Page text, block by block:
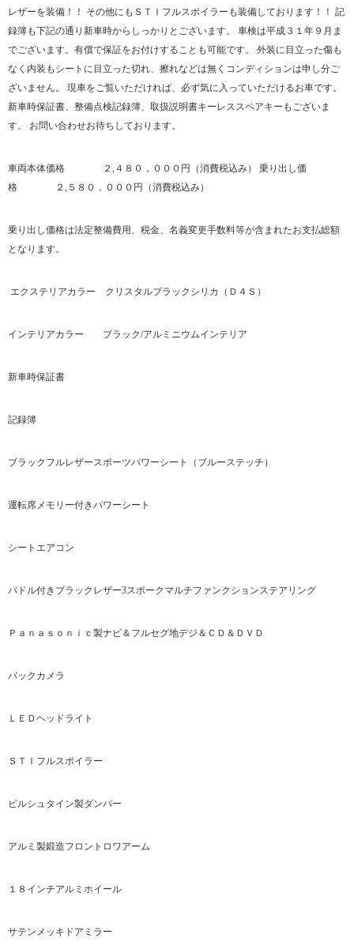
レザーを装備！！ その他にもＳＴＩフルスポイラーも装備しております！！ 記
録簿も下記の通り新車時からしっかりとございます。 車検は平成３１年９月ま
でございます。有償で保証をお付けすることも可能です。 外装に目立った傷も
なく内装もシートに目立った切れ、擦れなどは無くコンディションは申し分ご
ざいません。 現車をご覧いただければ、必ず気に入っていただけるお車です。
新車時保証書、整備点検記録簿、取扱説明書キーレススペアキーもございま
す。 お問い合わせお待ちしております。
​車両本体価格 ２,４８０，０００円（消費税込み） 乗り出し価
格 ２,５８０，０００円（消費税込み）
乗り出し価格は法定整備費用、税金、名義変更手数料等が含まれたお支払総額
となります。
​ エクステリアカラー クリスタルブラックシリカ（Ｄ４Ｓ）
インテリアカラー ブラック/アルミニウムインテリア
新車時保証書
記録簿
ブラックフルレザースポーツパワーシート（ブルーステッチ）
運転席メモリー付きパワーシート
シートエアコン
パドル付きブラックレザー3スポークマルチファンクションステアリング
Ｐａｎａｓｏｎｉｃ製ナビ＆フルセグ地デジ＆ＣＤ＆ＤＶＤ
バックカメラ
ＬＥＤヘッドライト
ＳＴＩフルスポイラー
ビルシュタイン製ダンパー
アルミ製鍛造フロントロワアーム
１８インチアルミホイール
サテンメッキドアミラー